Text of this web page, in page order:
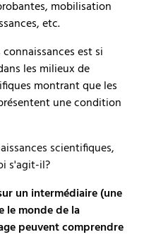
mobilisation
etc.
est si
les milieux de
montrant que les
une condition
scientifiques,
s'agit-il?
un intermédiaire (une
le monde de la
peuvent comprendre